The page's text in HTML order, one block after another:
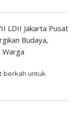
LDII Jakarta Pusat
Budaya,
Warga
berkah untuk